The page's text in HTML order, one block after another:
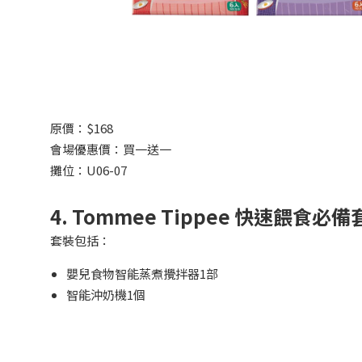
原價：$168
會場優惠價：買一送一
攤位：U06-07
4. Tommee Tippee 快速餵食必備
套裝包括：
嬰兒食物智能蒸煮攪拌器1部
智能沖奶機1個